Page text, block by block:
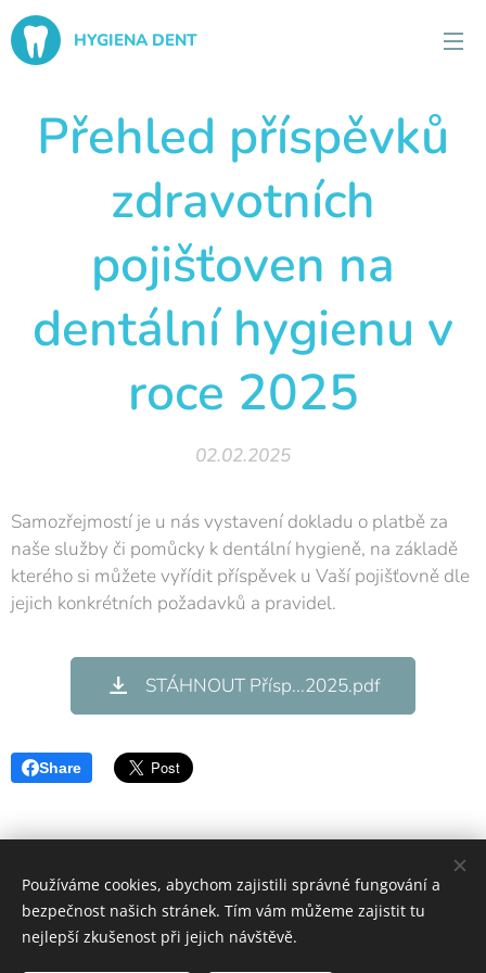
HYGIENA DENT
Přehled příspěvků
zdravotních
pojišťoven na
dentální hygienu v
roce 2025
02.02.2025
Samozřejmostí je u nás vystavení dokladu o platbě za
naše služby či pomůcky k dentální hygieně, na základě
kterého si můžete vyřídit příspěvek u Vaší pojišťovně dle
jejich konkrétních požadavků a pravidel.
STÁHNOUT Přísp...2025.pdf
Share
Používáme cookies, abychom zajistili správné fungování a
bezpečnost našich stránek. Tím vám můžeme zajistit tu
nejlepší zkušenost při jejich návštěvě.